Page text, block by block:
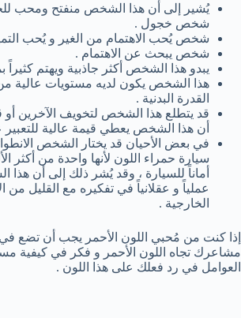
يُشير إلى أن هذا الشخص منفتح ومحب
شخص خجول .
شخص يُحب الاهتمام من الغير و يُحب
شخص يبحث عن الاهتمام .
يبدو هذا الشخص أكثر جاذبية ويهتم كثيراً
هذا الشخص يكون لديه مستويات عالية
القدرة البدنية .
قد يتطلع هذا الشخص لتخويف الآخرين أو
أن هذا الشخص يعطي قيمة عالية
في بعض الأحيان قد يختار الشخص
سيارة حمراء اللون لأنها واحدة من أكثر
أماناً للسيارة ، وقد يُشر ذلك إلى أن
عملياً و عقلانياً في تفكيره مع القليل من
الخارجية .
إذا كنت من مُحبي اللون الأحمر يجب أن تضع في
مشاعرك تجاه اللون الأحمر و فكر في كيفية
العوامل في رد فعلك على هذا اللون .